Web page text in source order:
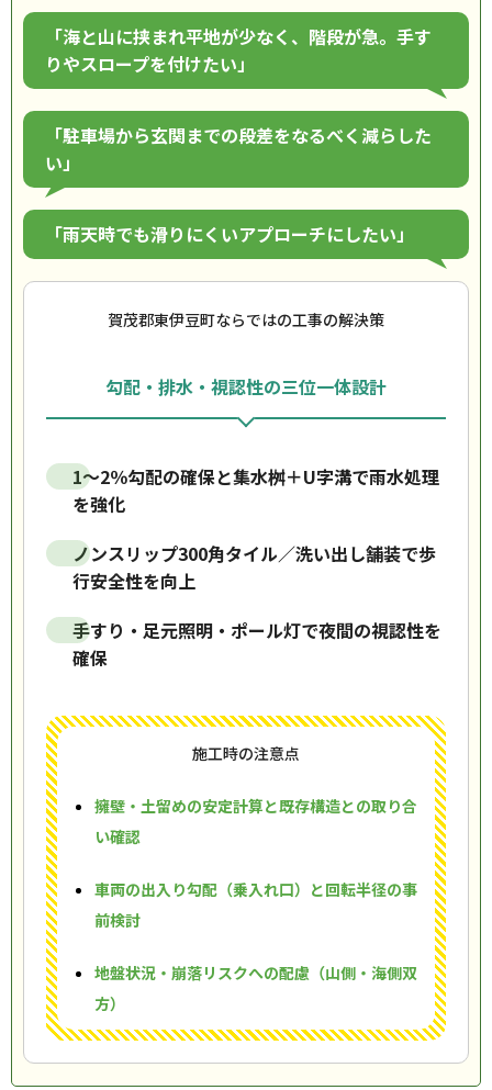
「海と山に挟まれ平地が少なく、階段が急。手す
りやスロープを付けたい」
「駐車場から玄関までの段差をなるべく減らした
い」
「雨天時でも滑りにくいアプローチにしたい」
賀茂郡東伊豆町ならではの工事の解決策
勾配・排水・視認性の三位一体設計
1〜2％勾配の確保と集水桝＋U字溝で雨水処理
を強化
ノンスリップ300角タイル／洗い出し舗装で歩
行安全性を向上
手すり・足元照明・ポール灯で夜間の視認性を
確保
施工時の注意点
擁壁・土留めの安定計算と既存構造との取り合
い確認
車両の出入り勾配（乗入れ口）と回転半径の事
前検討
地盤状況・崩落リスクへの配慮（山側・海側双
方）